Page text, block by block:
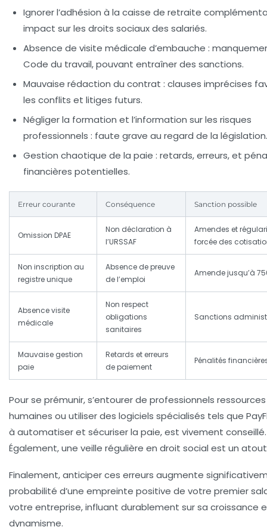
Ignorer l’adhésion à la caisse de retraite
impact sur les droits sociaux des salariés.
Absence de visite médicale d’embauche :
Code du travail, pouvant entraîner des sanctions.
Mauvaise rédaction du contrat : clauses imprécises
les conflits et litiges futurs.
Négliger la formation et l’information sur les risques
professionnels : faute grave au regard de la législation.
Gestion chaotique de la paie : retards, erreurs, et
financières potentielles.
Erreur courante Conséquence Sanction possible
Omission DPAE
Non déclaration à
l’URSSAF
Amendes et
forcée des
Non inscription au
registre unique
Absence de preuve
de l’emploi
Amende jusqu’à
Absence visite
médicale
Non respect
obligations
sanitaires
Sanctions
Mauvaise gestion
paie
Retards et erreurs
de paiement
Pénalités
Pour se prémunir, s’entourer de professionnels ressources
humaines ou utiliser des logiciels spécialisés tels que
à automatiser et sécuriser la paie, est vivement conseillé.
Également, une veille régulière en droit social est un
Finalement, anticiper ces erreurs augmente
probabilité d’une empreinte positive de votre premier
votre entreprise, influant durablement sur sa croissance
dynamisme.